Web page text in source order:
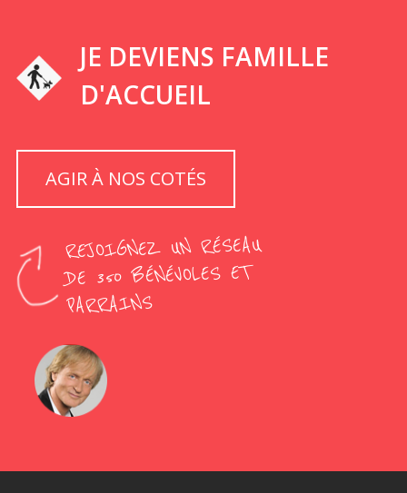
JE DEVIENS FAMILLE
D'ACCUEIL
AGIR À NOS COTÉS
REJOIGNEZ UN RÉSEAU
DE 350 BÉNÉVOLES ET
PARRAINS